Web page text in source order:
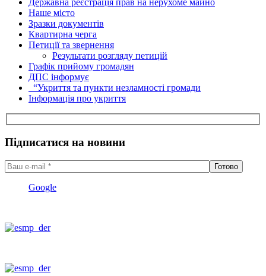
Державна реєстрація прав на нерухоме майно
Наше місто
Зразки документів
Квартирна черга
Петиції та звернення
Результати розгляду петицій
Графік прийому громадян
ДПС інформує
“Укриття та пункти незламності громади
Інформація про укриття
Підписатися на новини
Google